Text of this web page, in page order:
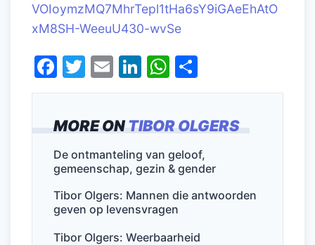
MORE ONTIBOR OLGERS
De ontmanteling van geloof,
gemeenschap, gezin & gender
Tibor Olgers: Mannen die antwoorden
geven op levensvragen
Tibor Olgers: Weerbaarheid
VOIoymzMQ7MhrTepl1tHa6sY9iGAeEhAtO
xM8SH-WeeuU430-wvSe
F
a
e
b
o
o
k
T
w
er
E
m
l
Li
n
e
dI
n
W
h
s
A
p
p
el
n